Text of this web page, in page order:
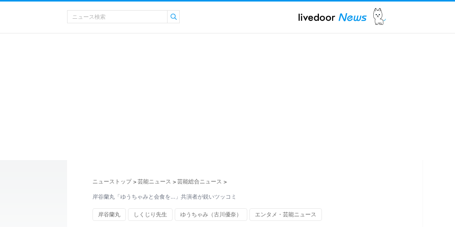
ニューストップ > 芸能ニュース > 芸能総合ニュース >
岸谷蘭丸「ゆうちゃみと会食を…」共演者が鋭いツッコミ
岸谷蘭丸 しくじり先生 ゆうちゃみ（古川優奈） エンタメ・芸能ニュース